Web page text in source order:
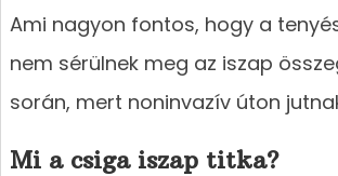
Ami nagyon fontos, hogy a
nem sérülnek meg az iszap
során, mert noninvazív úton
Mi a csiga iszap titka?